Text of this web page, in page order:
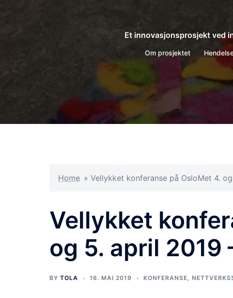
Et innovasjonsprosjekt ved
Om prosjektet
Home » Vellykket konferanse på OsloMet 4.
Vellykket
og 5. april 2019
BY TOLA 16. MAI 2019 KONFERANSE,